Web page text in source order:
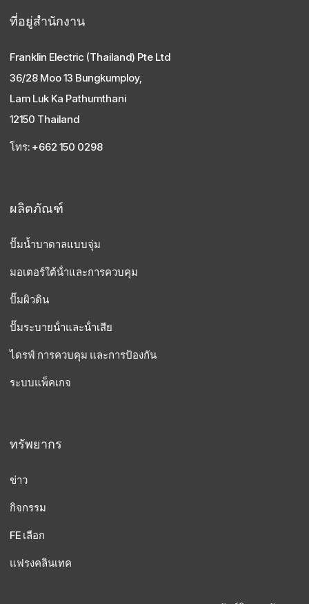
ที่อยู่สํานักงาน
Franklin Electric (Thailand) Pte Ltd
36/28 Moo 13 Bungkumploy,
Lam Luk Ka Pathumthani
12150 Thailand
โทร: +662 150 0298
ผลิตภัณฑ์
ปั๊มน้ำบาดาลแบบจุ่ม
มอเตอร์ใต้น้ําและการควบคุม
ปั๊มผิวดิน
ปั๊มระบายน้ําและน้ําเสีย
ไดรฟ์ การควบคุม และการป้องกัน
ระบบแพ็คเกจ
ทรัพยากร
ข่าว
กิจกรรม
FE เลือก
แฟรงคลินเทค